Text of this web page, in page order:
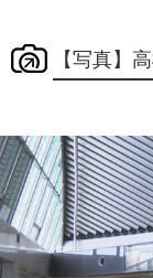
【写真】